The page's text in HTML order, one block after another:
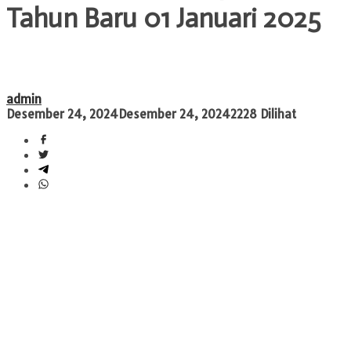
Tahun Baru 01 Januari 2025
admin
Desember 24, 2024Desember 24, 20242228 Dilihat